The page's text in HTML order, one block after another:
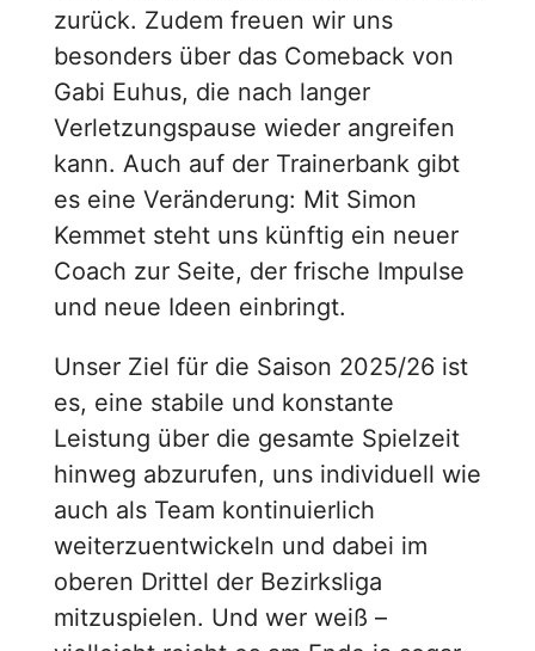
zurück. Zudem freuen wir uns
besonders über das Comeback von
Gabi Euhus, die nach langer
Verletzungspause wieder angreifen
kann. Auch auf der Trainerbank gibt
es eine Veränderung: Mit Simon
Kemmet steht uns künftig ein neuer
Coach zur Seite, der frische Impulse
und neue Ideen einbringt.
Unser Ziel für die Saison 2025/26 ist
es, eine stabile und konstante
Leistung über die gesamte Spielzeit
hinweg abzurufen, uns individuell wie
auch als Team kontinuierlich
weiterzuentwickeln und dabei im
oberen Drittel der Bezirksliga
mitzuspielen. Und wer weiß –